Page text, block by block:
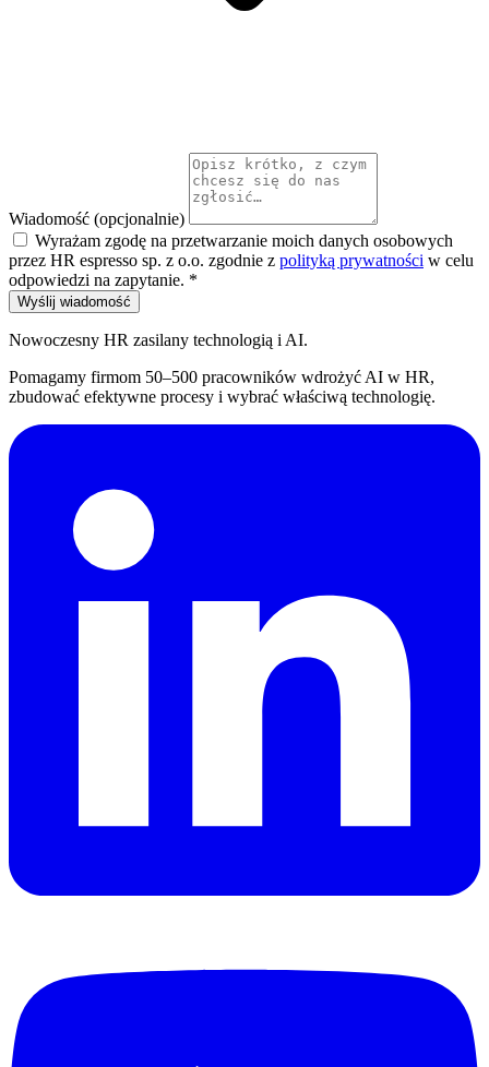
Wiadomość (opcjonalnie)
Wyrażam zgodę na przetwarzanie moich danych osobowych
przez HR espresso sp. z o.o. zgodnie z polityką prywatności w celu
odpowiedzi na zapytanie. *
Wyślij wiadomość
Nowoczesny HR zasilany technologią i AI.
Pomagamy firmom 50–500 pracowników wdrożyć AI w HR,
zbudować efektywne procesy i wybrać właściwą technologię.